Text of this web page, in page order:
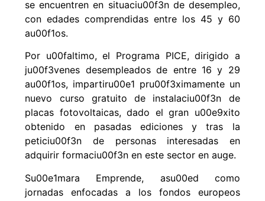
con edades comprendidas entre los 45 y 60
au00f1os.
ju00f3venes desempleados de entre 16 y 29
au00f1os, impartiru00e1 pru00f3ximamente un
nuevo curso gratuito de instalaciu00f3n de
placas fotovoltaicas, dado el gran u00e9xito
obtenido en pasadas ediciones y tras la
peticiu00f3n de personas interesadas en
adquirir formaciu00f3n en este sector en auge.
jornadas enfocadas a los fondos europeos
Next Generation, completan esta amplia oferta